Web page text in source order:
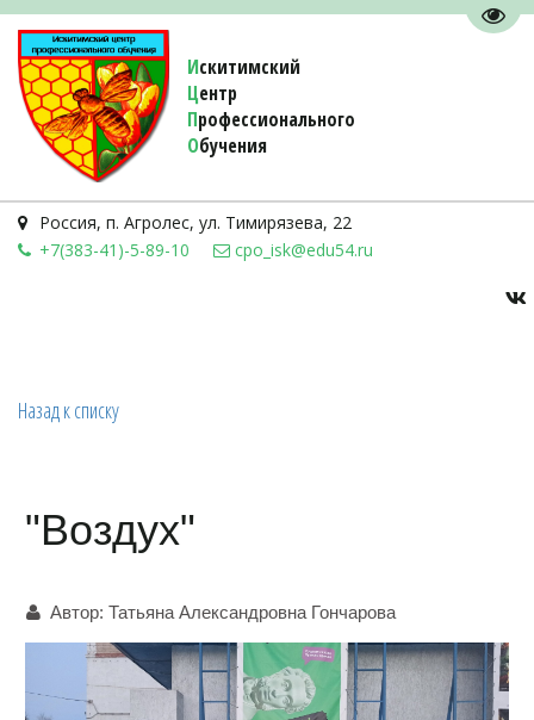
Искитимский
Центр
Профессионального
Обучения
Россия, п. Агролес, ул. Тимирязева, 22
+7(383-41)-5-89-10
cpo_isk@edu54.ru
Назад к списку
"Воздух"
Автор: Татьяна Александровна Гончарова